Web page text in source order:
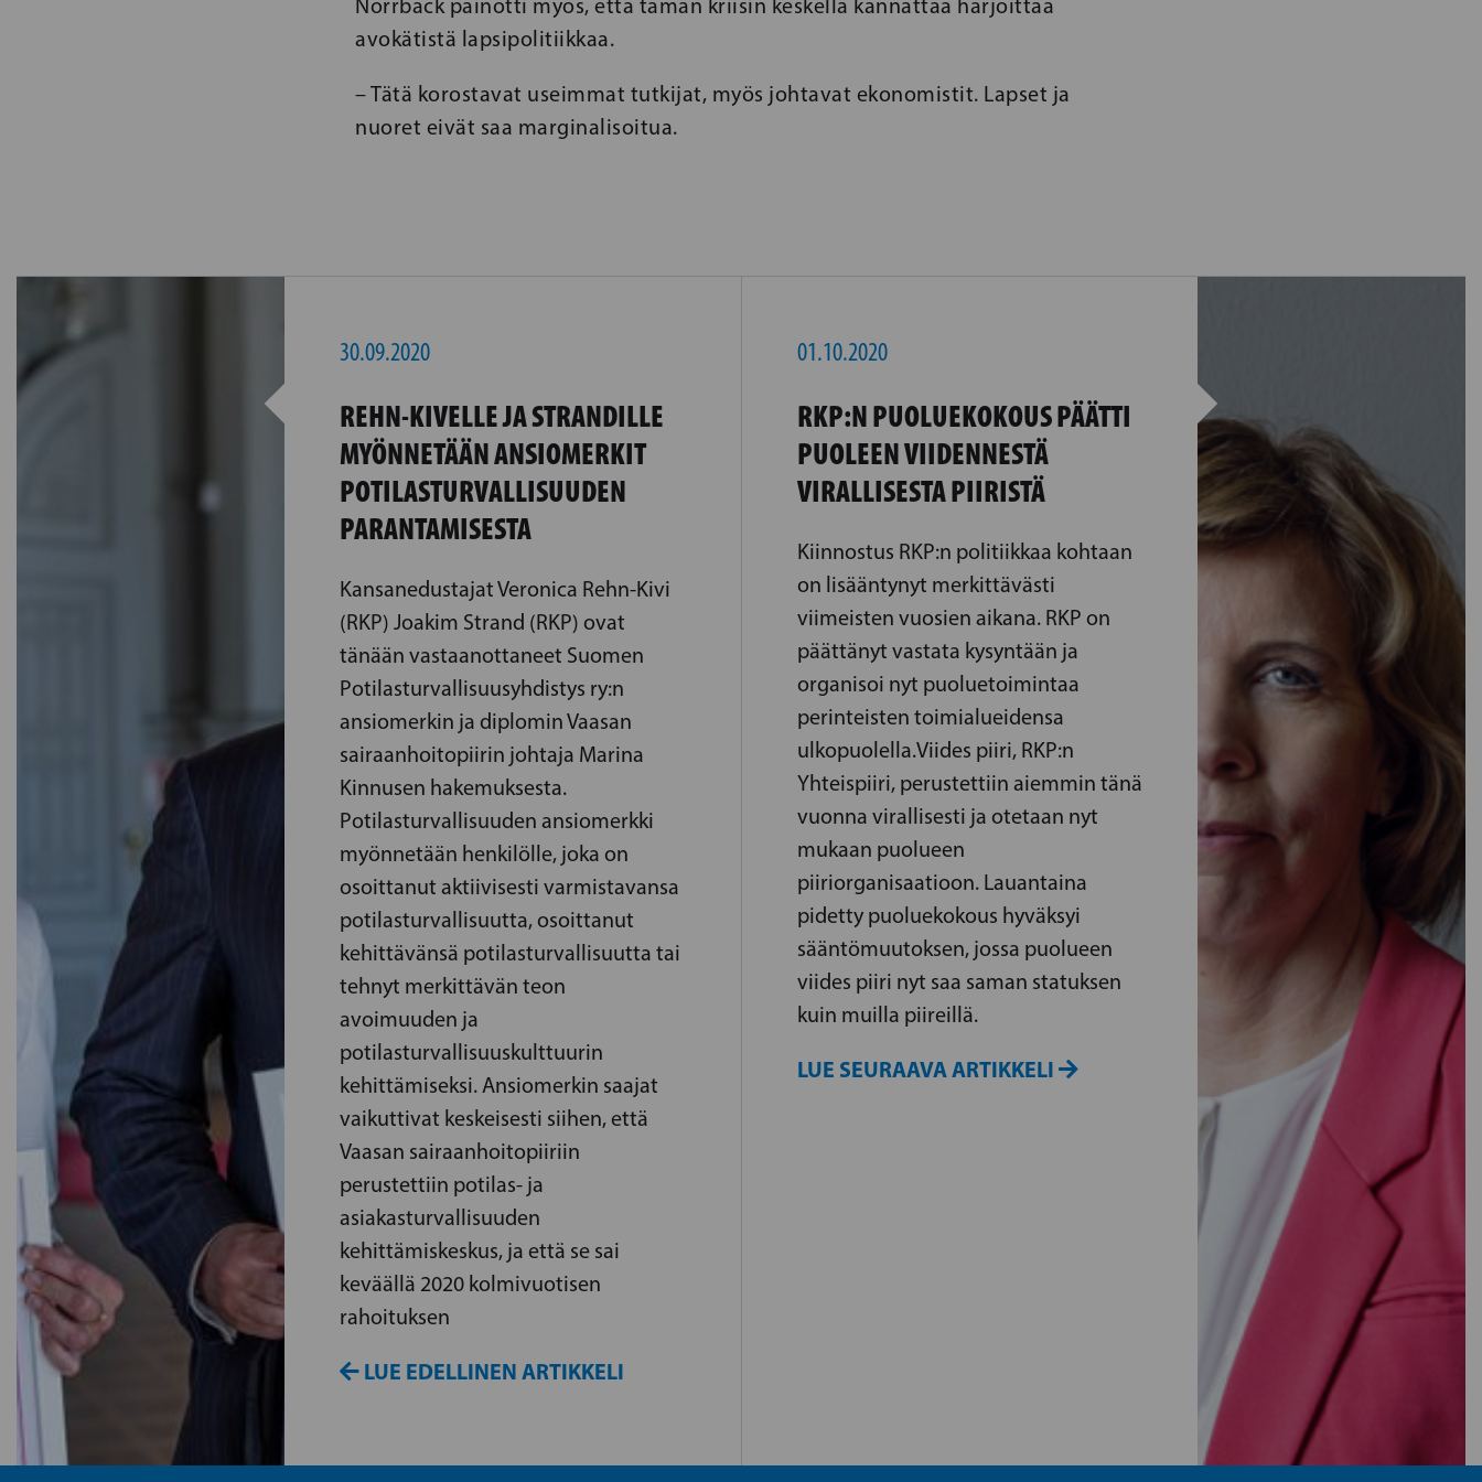
Norrback painotti myös, että tämän kriisin keskellä kannattaa harjoittaa
avokätistä lapsipolitiikkaa.
– Tätä korostavat useimmat tutkijat, myös johtavat ekonomistit. Lapset ja
nuoret eivät saa marginalisoitua.
30.09.2020
REHN-KIVELLE JA STRANDILLE
MYÖNNETÄÄN ANSIOMERKIT
POTILASTURVALLISUUDEN
PARANTAMISESTA
Kansanedustajat Veronica Rehn-Kivi
(RKP) Joakim Strand (RKP) ovat
tänään vastaanottaneet Suomen
Potilasturvallisuusyhdistys ry:n
ansiomerkin ja diplomin Vaasan
sairaanhoitopiirin johtaja Marina
Kinnusen hakemuksesta.
Potilasturvallisuuden ansiomerkki
myönnetään henkilölle, joka on
osoittanut aktiivisesti varmistavansa
potilasturvallisuutta, osoittanut
kehittävänsä potilasturvallisuutta tai
tehnyt merkittävän teon
avoimuuden ja
potilasturvallisuuskulttuurin
kehittämiseksi. Ansiomerkin saajat
vaikuttivat keskeisesti siihen, että
Vaasan sairaanhoitopiiriin
perustettiin potilas- ja
asiakasturvallisuuden
kehittämiskeskus, ja että se sai
keväällä 2020 kolmivuotisen
rahoituksen
LUE EDELLINEN ARTIKKELI
01.10.2020
RKP:N PUOLUEKOKOUS PÄÄTTI
PUOLEEN VIIDENNESTÄ
VIRALLISESTA PIIRISTÄ
Kiinnostus RKP:n politiikkaa kohtaan
on lisääntynyt merkittävästi
viimeisten vuosien aikana. RKP on
päättänyt vastata kysyntään ja
organisoi nyt puoluetoimintaa
perinteisten toimialueidensa
ulkopuolella.Viides piiri, RKP:n
Yhteispiiri, perustettiin aiemmin tänä
vuonna virallisesti ja otetaan nyt
mukaan puolueen
piiriorganisaatioon. Lauantaina
pidetty puoluekokous hyväksyi
sääntömuutoksen, jossa puolueen
viides piiri nyt saa saman statuksen
kuin muilla piireillä.
LUE SEURAAVA ARTIKKELI